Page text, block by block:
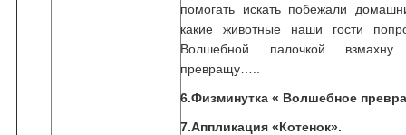
помогать искать побежали
какие животные наши гости
Волшебной палочкой
превращу…..
6.Физминутка « Волшебное
7.Аппликация «Котенок».